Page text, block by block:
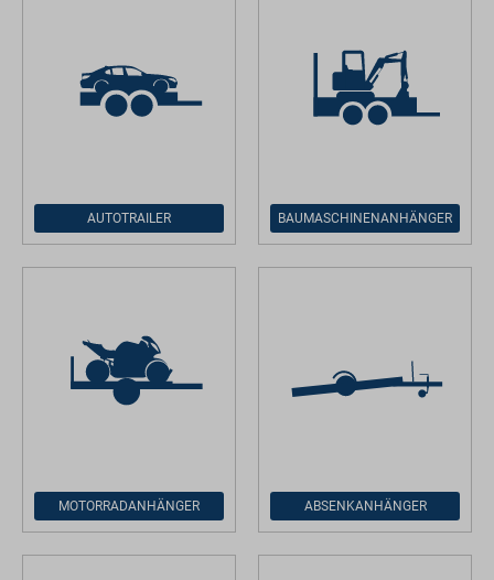
AUTOTRAILER BAUMASCHINENANHÄNGER
MOTORRADANHÄNGER ABSENKANHÄNGER